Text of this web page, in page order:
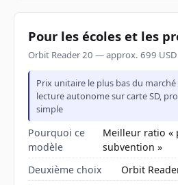
Pour les écoles et les
Orbit Reader 20 — approx. 699 USD
Prix unitaire le plus bas du
lecture autonome sur carte SD,
simple
Pourquoi ce
modèle
Meilleur ratio «
subvention »
Deuxième choix
Orbit